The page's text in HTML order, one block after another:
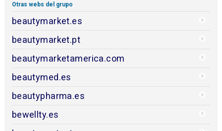
Otras webs del grupo
beautymarket.es
beautymarket.pt
beautymarketamerica.com
beautymed.es
beautypharma.es
bewellty.es